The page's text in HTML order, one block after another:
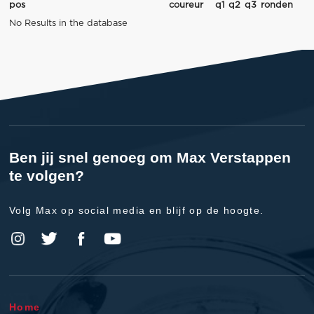
pos coureur q1 q2 q3 ronden
No Results in the database
Ben jij snel genoeg om Max Verstappen
te volgen?
Volg Max op social media en blijf op de hoogte.
Home